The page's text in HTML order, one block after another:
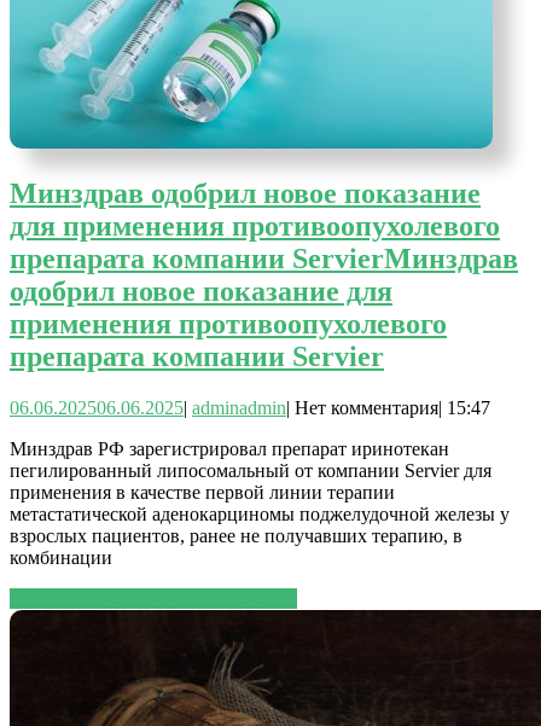
Минздрав одобрил новое показание
для применения противоопухолевого
препарата компании ServierМинздрав
одобрил новое показание для
применения противоопухолевого
препарата компании Servier
06.06.202506.06.2025| adminadmin| Нет комментария| 15:47
Минздрав РФ зарегистрировал препарат иринотекан
пегилированный липосомальный от компании Servier для
применения в качестве первой линии терапии
метастатической аденокарциномы поджелудочной железы у
взрослых пациентов, ранее не получавших терапию, в
комбинации